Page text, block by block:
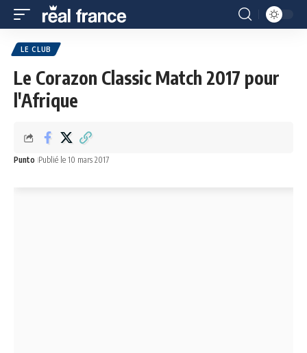
LE CLUB
Le Corazon Classic Match 2017 pour
l'Afrique
Punto Publié le 10 mars 2017